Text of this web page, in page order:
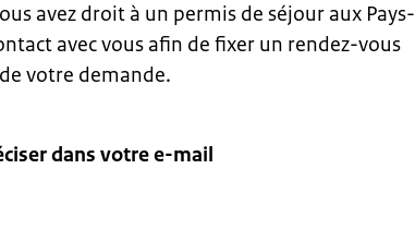
avez droit à un permis de séjour aux Pays-
avec vous afin de fixer un rendez-vous
votre demande.
dans votre e-mail